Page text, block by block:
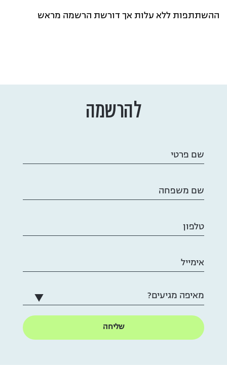
ההשתתפות ללא עלות אך דורשת הרשמה מראש
להרשמה
שם פרטי
שם משפחה
טלפון
אימייל